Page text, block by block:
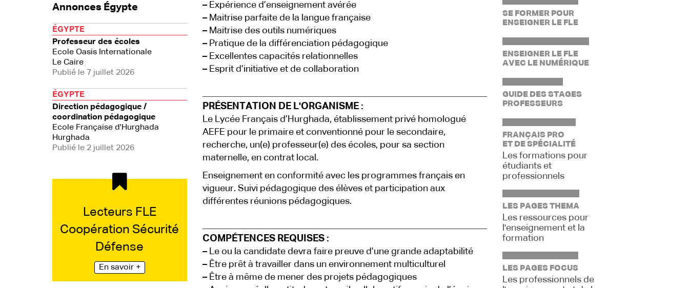
Annonces Égypte
ÉGYPTE
Professeur des écoles
Ecole Oasis Internationale
Le Caire
Publié le 7 juillet 2026
ÉGYPTE
Direction pédagogique /
coordination pédagogique
Ecole Française d'Hurghada
Hurghada
Publié le 2 juillet 2026
Lecteurs FLE
Coopération Sécurité
Défense
En savoir +
–Expérience d’enseignement avérée
–Maitrise parfaite de la langue française
–Maitrise des outils numériques
–Pratique de la différenciation pédagogique
–Excellentes capacités relationnelles
–Esprit d’initiative et de collaboration
PRÉSENTATION DE L'ORGANISME :
Le Lycée Français d’Hurghada, établissement privé homologué
AEFE pour le primaire et conventionné pour le secondaire,
recherche, un(e) professeur(e) des écoles, pour sa section
maternelle, en contrat local.
Enseignement en conformité avec les programmes français en
vigueur. Suivi pédagogique des élèves et participation aux
différentes réunions pédagogiques.
COMPÉTENCES REQUISES :
–Le ou la candidate devra faire preuve d’une grande adaptabilité
–Être prêt à travailler dans un environnement multiculturel
–Être à même de mener des projets pédagogiques
SE FORMER POUR
ENSEIGNER LE FLE
ENSEIGNER LE FLE
AVEC LE NUMÉRIQUE
GUIDE DES STAGES
PROFESSEURS
FRANÇAIS PRO
ET DE SPÉCIALITÉ
Les formations pour
étudiants et
professionnels
LES PAGES THEMA
Les ressources pour
l'enseignement et la
formation
LES PAGES FOCUS
Les professionnels de